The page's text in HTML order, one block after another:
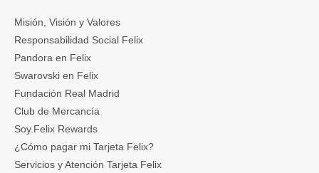
Misión, Visión y Valores
Responsabilidad Social Felix
Pandora en Felix
Swarovski en Felix
Fundación Real Madrid
Club de Mercancía
Soy.Felix Rewards
¿Cómo pagar mi Tarjeta Felix?
Servicios y Atención Tarjeta Felix